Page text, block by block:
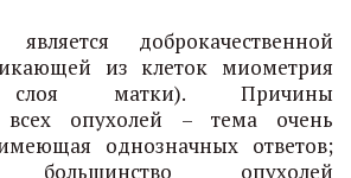
доброкачественной
из клеток миометрия
слоя матки). Причины
всех опухолей – тема очень
однозначных ответов;
большинство опухолей